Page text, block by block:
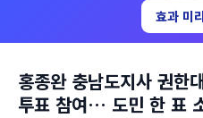
효과 미
홍종완 충남도지사 권한
투표 참여… 도민 한 표